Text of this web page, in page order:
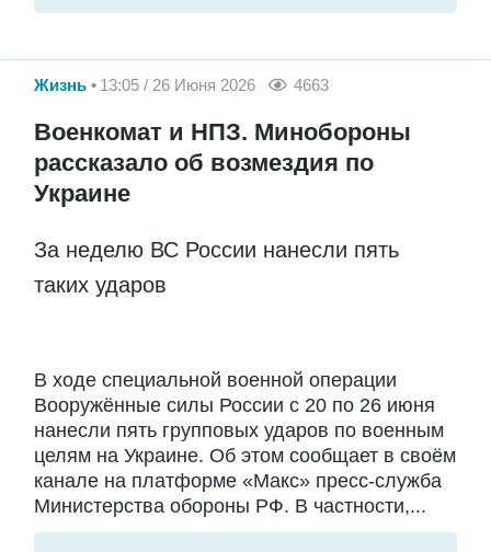
Жизнь 13:05 / 26 Июня 2026 4663
Военкомат и НПЗ. Минобороны
рассказало об возмездия по
Украине
За неделю ВС России нанесли пять
таких ударов
В ходе специальной военной операции
Вооружённые силы России с 20 по 26 июня
нанесли пять групповых ударов по военным
целям на Украине. Об этом сообщает в своём
канале на платформе «Макс» пресс-служба
Министерства обороны РФ. В частности,...